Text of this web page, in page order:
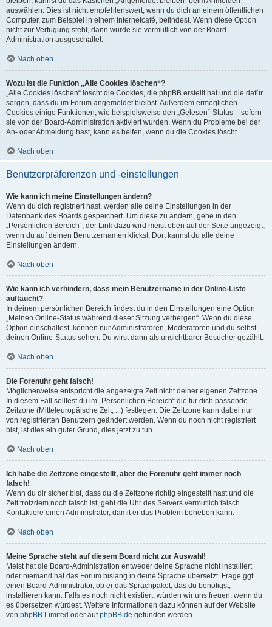
auswählen. Dies ist nicht empfehlenswert, wenn du dich an einem öffentlichen
Computer, zum Beispiel in einem Internetcafé, befindest. Wenn diese Option
nicht zur Verfügung steht, dann wurde sie vermutlich von der Board-
Administration ausgeschaltet.
Nach oben
Wozu ist die Funktion „Alle Cookies löschen“?
„Alle Cookies löschen“ löscht die Cookies, die phpBB erstellt hat und die dafür
sorgen, dass du im Forum angemeldet bleibst. Außerdem ermöglichen
Cookies einige Funktionen, wie beispielsweise den „Gelesen“-Status – sofern
sie von der Board-Administration aktiviert wurden. Wenn du Probleme bei der
An- oder Abmeldung hast, kann es helfen, wenn du die Cookies löscht.
Nach oben
Benutzerpräferenzen und -einstellungen
Wie kann ich meine Einstellungen ändern?
Wenn du dich registriert hast, werden alle deine Einstellungen in der
Datenbank des Boards gespeichert. Um diese zu ändern, gehe in den
„Persönlichen Bereich“; der Link dazu wird meist oben auf der Seite angezeigt,
wenn du auf deinen Benutzernamen klickst. Dort kannst du alle deine
Einstellungen ändern.
Nach oben
Wie kann ich verhindern, dass mein Benutzername in der Online-Liste
auftaucht?
In deinem persönlichen Bereich findest du in den Einstellungen eine Option
„Meinen Online-Status während dieser Sitzung verbergen“. Wenn du diese
Option einschaltest, können nur Administratoren, Moderatoren und du selbst
deinen Online-Status sehen. Du wirst dann als unsichtbarer Besucher gezählt.
Nach oben
Die Forenuhr geht falsch!
Möglicherweise entspricht die angezeigte Zeit nicht deiner eigenen Zeitzone.
In diesem Fall solltest du im „Persönlichen Bereich“ die für dich passende
Zeitzone (Mitteleuropäische Zeit, ...) festlegen. Die Zeitzone kann dabei nur
von registrierten Benutzern geändert werden. Wenn du noch nicht registriert
bist, ist dies ein guter Grund, dies jetzt zu tun.
Nach oben
Ich habe die Zeitzone eingestellt, aber die Forenuhr geht immer noch
falsch!
Wenn du dir sicher bist, dass du die Zeitzone richtig eingestellt hast und die
Zeit trotzdem noch falsch ist, geht die Uhr des Servers vermutlich falsch.
Kontaktiere einen Administrator, damit er das Problem beheben kann.
Nach oben
Meine Sprache steht auf diesem Board nicht zur Auswahl!
Meist hat die Board-Administration entweder deine Sprache nicht installiert
oder niemand hat das Forum bislang in deine Sprache übersetzt. Frage ggf.
einen Board-Administrator, ob er das Sprachpaket, das du benötigst,
installieren kann. Falls es noch nicht existiert, würden wir uns freuen, wenn du
es übersetzen würdest. Weitere Informationen dazu können auf der Website
von phpBB Limited oder aufphpBB.de gefunden werden.